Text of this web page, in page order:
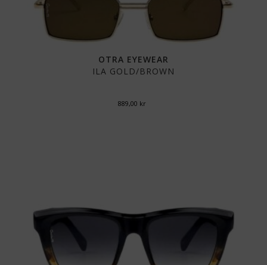
OTRA EYEWEAR
ILA GOLD/BROWN
889,00 kr